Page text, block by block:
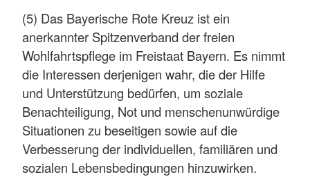
(5) Das Bayerische Rote Kreuz ist ein
anerkannter Spitzenverband der freien
Wohlfahrtspflege im Freistaat Bayern. Es nimmt
die Interessen derjenigen wahr, die der Hilfe
und Unterstützung bedürfen, um soziale
Benachteiligung, Not und menschenunwürdige
Situationen zu beseitigen sowie auf die
Verbesserung der individuellen, familiären und
sozialen Lebensbedingungen hinzuwirken.